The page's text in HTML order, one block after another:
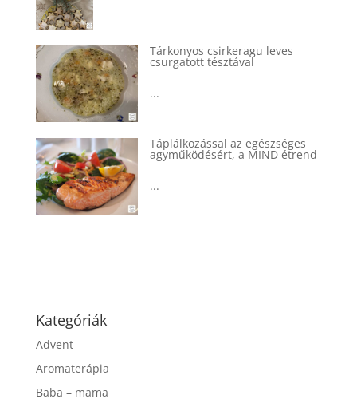
Tárkonyos csirkeragu leves
csurgatott tésztával
...
Táplálkozással az egészséges
agyműködésért, a MIND étrend
...
Kategóriák
Advent
Aromaterápia
Baba – mama